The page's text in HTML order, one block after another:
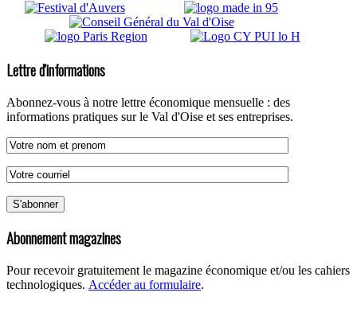
Lettre d'informations
Abonnez-vous à notre lettre économique mensuelle : des
informations pratiques sur le Val d'Oise et ses entreprises.
Abonnement magazines
Pour recevoir gratuitement le magazine économique et/ou les cahiers
technologiques. Accéder au formulaire.